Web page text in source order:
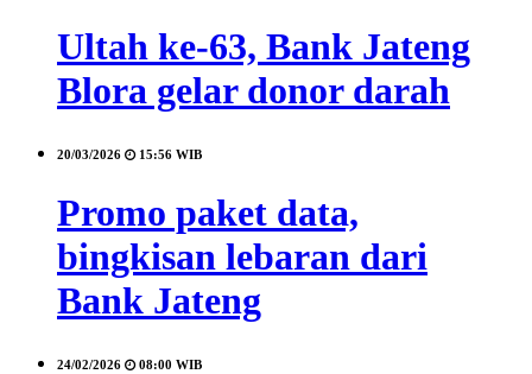
Ultah ke-63, Bank Jateng
Blora gelar donor darah
20/03/2026 15:56 WIB
Promo paket data,
bingkisan lebaran dari
Bank Jateng
24/02/2026 08:00 WIB